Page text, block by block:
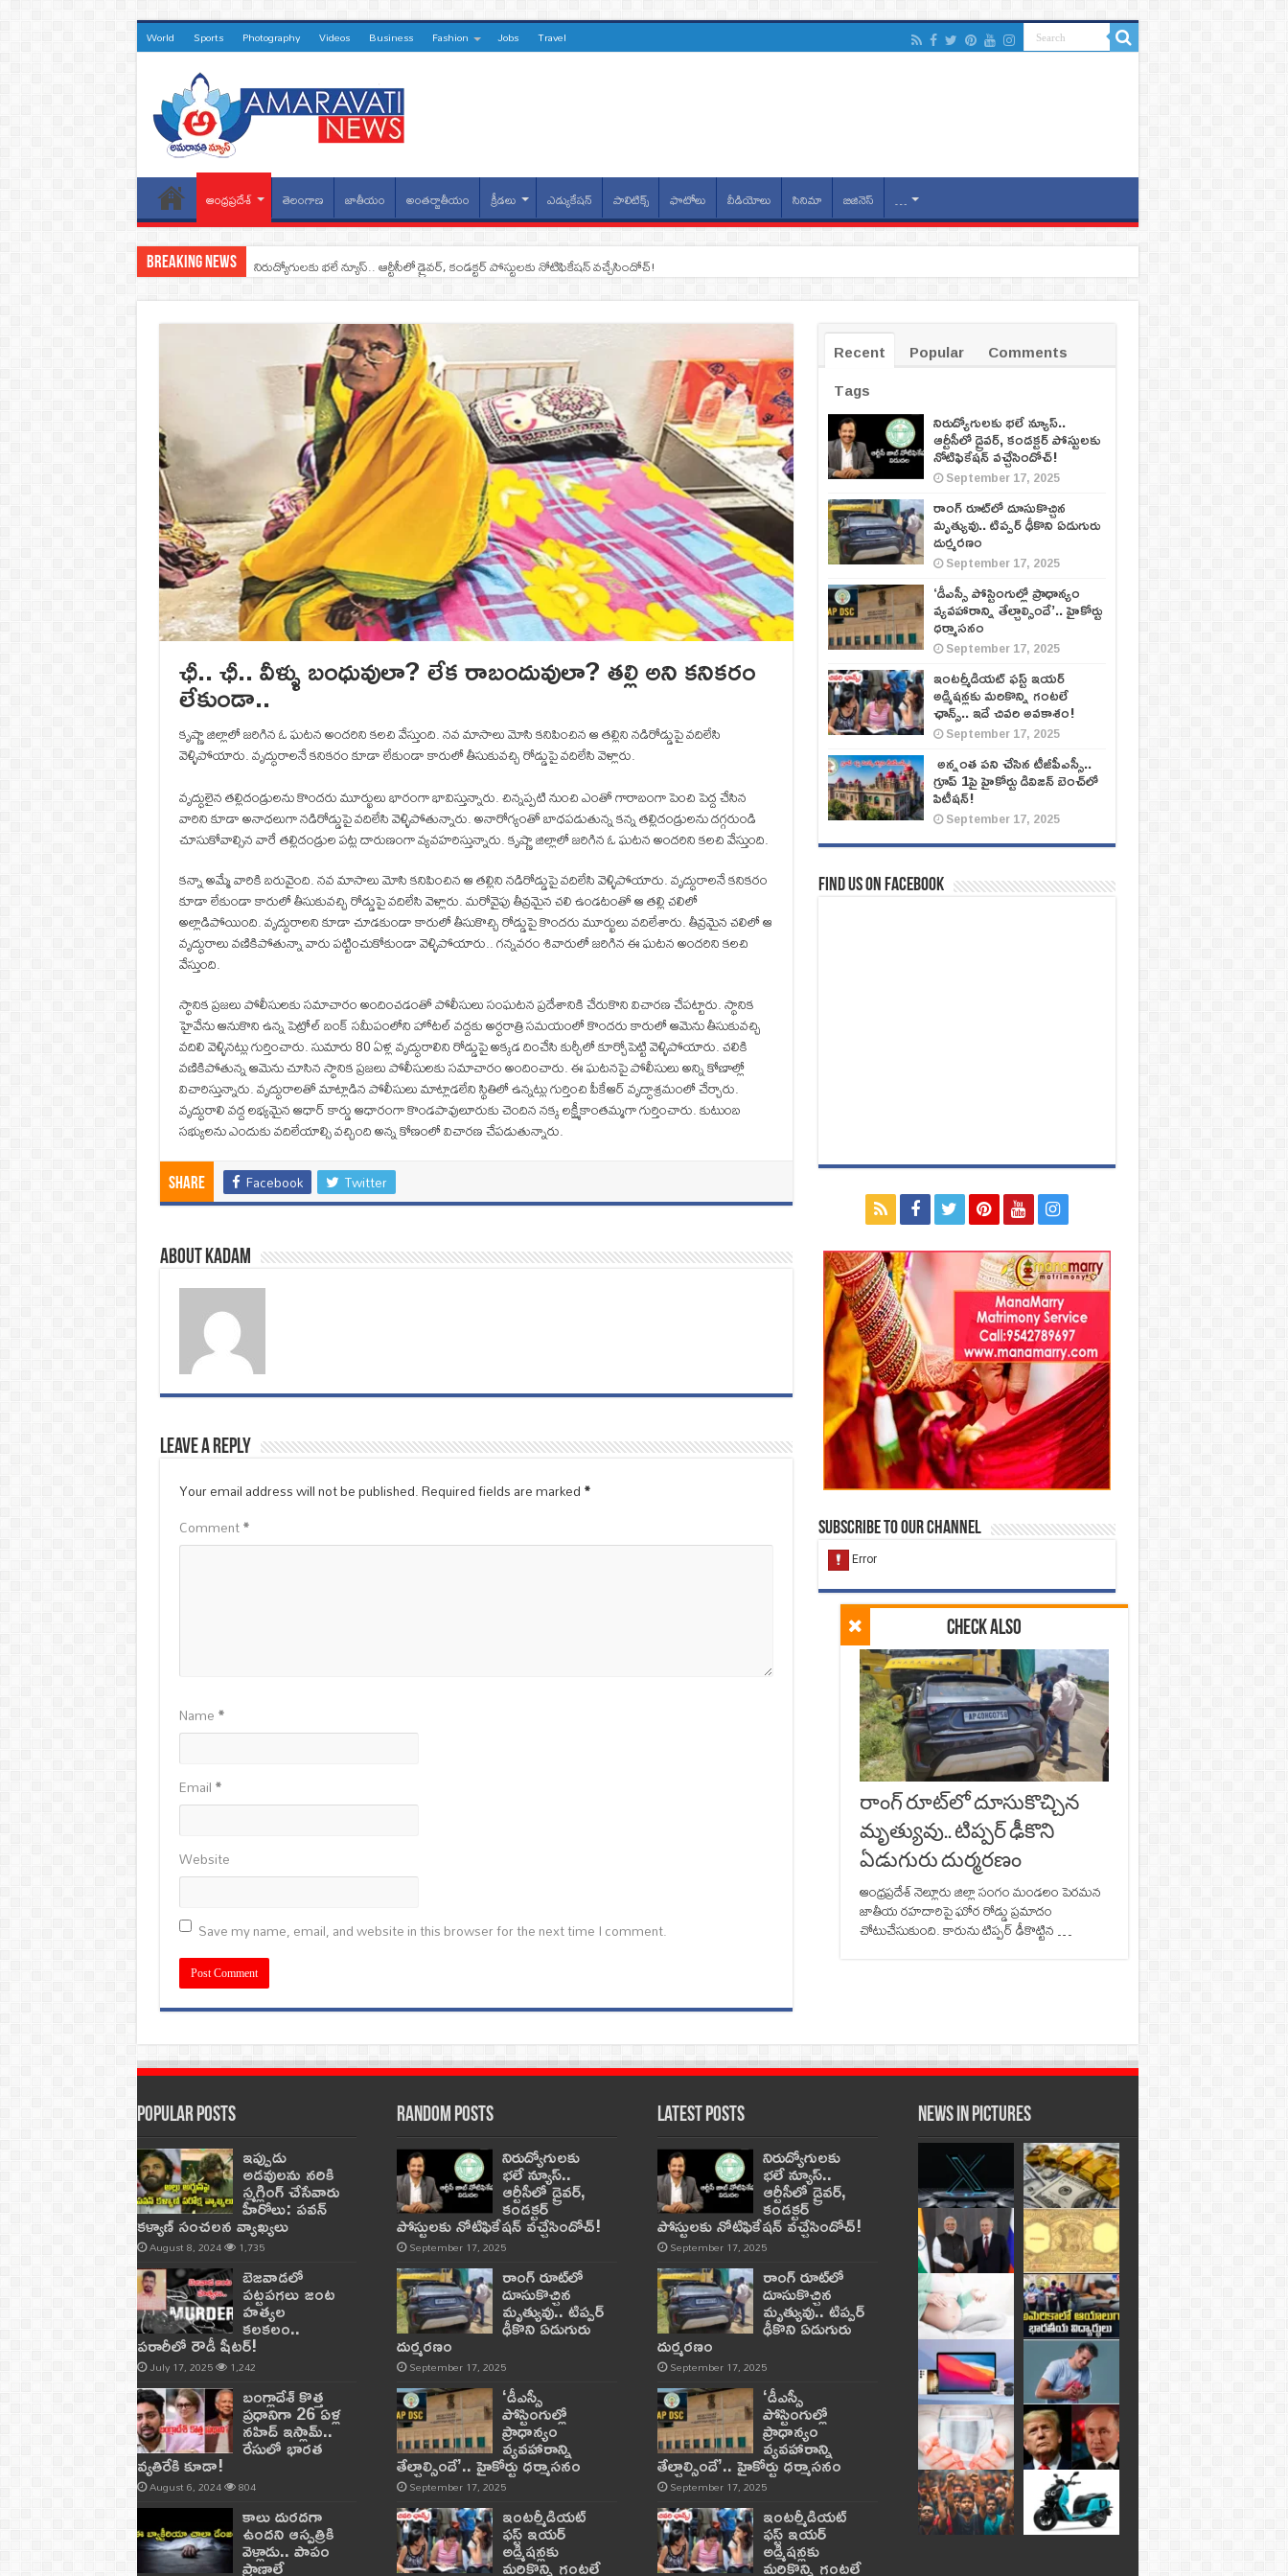
World Sports Photography Videos Business Fashion Jobs Travel
ఆంధ్రప్రదేశ్ తెలంగాణ జాతీయం అంతర్జాతీయం క్రీడలు ఎడ్యుకేషన్ పాలిటిక్స్ ఫొటోలు వీడియోలు సినిమా బిజినెస్ …
Breaking News నిరుద్యోగులకు భలే న్యూస్.. ఆర్టీసీలో డ్రైవర్, కండక్టర్‌ పోస్టులకు నోటిఫికేషన్‌ వచ్చేసిందోచ్‌!
ఛీ.. ఛీ.. వీళ్ళు బంధువులా? లేక రాబందువులా? తల్లి అని కనికరం
లేకుండా..
కృష్ణా జిల్లాలో జరిగిన ఓ ఘటన అందరిని కలచి వేస్తుంది. నవ మాసాలు మోసి కనిపించిన ఆ తల్లిని నడిరోడ్డుపై వదిలేసి
వెళ్ళిపోయారు. వృద్ధురాలనే కనికరం కూడా లేకుండా కారులో తీసుకువచ్చి రోడ్డుపై వదిలేసి వెళ్లారు.
వృద్ధులైన తల్లిదండ్రులను కొందరు మూర్ఖులు భారంగా భావిస్తున్నారు. చిన్నప్పటి నుంచి ఎంతో గారాబంగా పెంచి పెద్ద చేసిన
వారిని కూడా అనాధలుగా నడిరోడ్డుపై వదిలేసి వెళ్ళిపోతున్నారు. అనారోగ్యంతో బాధపడుతున్న కన్న తల్లిదండ్రులను దగ్గరుండి
చూసుకోవాల్సిన వారే తల్లిదండ్రుల పట్ల దారుణంగా వ్యవహరిస్తున్నారు. కృష్ణా జిల్లాలో జరిగిన ఓ ఘటన అందరిని కలచి వేస్తుంది.
కన్నా అమ్మే వారికి బరువైంది. నవ మాసాలు మోసి కనిపించిన ఆ తల్లిని నడిరోడ్డుపై వదిలేసి వెళ్ళిపోయారు. వృద్ధురాలనే కనికరం
కూడా లేకుండా కారులో తీసుకువచ్చి రోడ్డుపై వదిలేసి వెళ్లారు. మరోవైపు తీవ్రమైన చలి ఉండటంతో ఆ తల్లి చలిలో
అల్లాడిపోయింది. వృద్ధురాలని కూడా చూడకుండా కారులో తీసుకొచ్చి రోడ్డుపై కొందరు మూర్ఖులు వదిలేశారు. తీవ్రమైన చలిలో ఆ
వృద్ధురాలు వణికిపోతున్నా వారు పట్టించుకోకుండా వెళ్ళిపోయారు.. గన్నవరం శివారులో జరిగిన ఈ ఘటన అందరిని కలచి
వేస్తుంది.
స్థానిక ప్రజలు పోలీసులకు సమాచారం అందించడంతో పోలీసులు సంఘటన ప్రదేశానికి చేరుకొని విచారణ చేపట్టారు. స్థానిక
హైవేను ఆనుకొని ఉన్న పెట్రోల్ బంక్ సమీపంలోని హోటల్ వద్దకు అర్ధరాత్రి సమయంలో కొందరు కారులో ఆమెను తీసుకువచ్చి
వదిలి వెళ్ళినట్లు గుర్తించారు. సుమారు 80 ఏళ్ల వృద్ధురాలిని రోడ్డుపై అక్కడ దించేసి కుర్చీలో కూర్చోపెట్టి వెళ్ళిపోయారు. చలికి
వణికిపోతున్న ఆమెను చూసిన స్థానిక ప్రజలు పోలీసులకు సమాచారం అందించారు. ఈ ఘటనపై పోలీసులు అన్ని కోణాల్లో
విచారిస్తున్నారు. వృద్ధురాలతో మాట్లాడిన పోలీసులు మాట్లాడలేని స్థితిలో ఉన్నట్లు గుర్తించి పీకేఆర్ వృద్ధాశ్రమంలో చేర్చారు.
వృద్ధురాలి వద్ద లభ్యమైన ఆధార్ కార్డు ఆధారంగా కొండపావులూరుకు చెందిన నక్క లక్ష్మీకాంతమ్మగా గుర్తించారు. కుటుంబ
సభ్యులను ఎందుకు వదిలేయాల్సి వచ్చింది అన్న కోణంలో విచారణ చేపడుతున్నారు.
Share Facebook Twitter
About Kadam
Check Also
రాంగ్ రూట్‌లో దూసుకొచ్చిన
మృత్యువు.. టిప్పర్ ఢీకొని
ఏడుగురు దుర్మరణం
ఆంధ్రప్రదేశ్ నెల్లూరు జిల్లా సంగం మండలం పెరమన
జాతీయ రహదారిపై ఘోర రోడ్డు ప్రమాదం
చోటుచేసుకుంది. కారును టిప్పర్‌ ఢీకొట్టిన …
Leave a Reply
Your email address will not be published.Required fields are marked*
Comment*
Name*
Email*
Website
Save my name, email, and website in this browser for the next time I comment.
Recent Popular
Comments
Tags
నిరుద్యోగులకు భలే న్యూస్..
ఆర్టీసీలో డ్రైవర్, కండక్టర్‌ పోస్టులకు
నోటిఫికేషన్‌ వచ్చేసిందోచ్‌!
September 17, 2025
రాంగ్ రూట్‌లో దూసుకొచ్చిన
మృత్యువు.. టిప్పర్ ఢీకొని ఏడుగురు
దుర్మరణం
September 17, 2025
‘డీఎస్సీ పోస్టింగుల్లో ప్రాధాన్యం
వ్యవహారాన్ని తేల్చాల్సిందే’.. హైకోర్టు
ధర్మాసనం
September 17, 2025
ఇంటర్మీడియట్ ఫస్ట్‌ ఇయర్‌
అడ్మిషన్లకు మరికొన్ని గంటలే
ఛాన్స్‌.. ఇదే చివరి అవకాశం!
September 17, 2025
అన్నంత పని చేసిన టీజీపీఎస్సీ..
గ్రూప్‌ 1పై హైకోర్టు డివిజన్‌ బెంచ్‌లో
పిటీషన్‌!
September 17, 2025
Find us on Facebook
Subscribe to our Channel
Popular Posts
ఇప్పుడు
అడవులను నరికి
స్మగ్లింగ్ చేసేవారు
హీరోలు: పవన్
కళ్యాణ్ సంచలన వ్యాఖ్యలు
August 8, 2024 1,735
బెజవాడలో
పట్టపగలు జంట
హత్యల
కలకలం..
పరారీలో రౌడీ షీటర్‌!
July 17, 2025 1,242
బంగ్లాదేశ్ కొత్త
ప్రధానిగా 26 ఏళ్ల
నహిద్ ఇస్లామ్..
రేసులో భారత
వ్యతిరేకి కూడా!
August 6, 2024 804
కాలు దురదగా
ఉందని ఆస్పత్రికి
వెళ్లాడు.. పాపం
ప్రాణాలే
Random Posts
నిరుద్యోగులకు
భలే న్యూస్..
ఆర్టీసీలో డ్రైవర్,
కండక్టర్‌
పోస్టులకు నోటిఫికేషన్‌ వచ్చేసిందోచ్‌!
September 17, 2025
రాంగ్ రూట్‌లో
దూసుకొచ్చిన
మృత్యువు.. టిప్పర్
ఢీకొని ఏడుగురు
దుర్మరణం
September 17, 2025
‘డీఎస్సీ
పోస్టింగుల్లో
ప్రాధాన్యం
వ్యవహారాన్ని
తేల్చాల్సిందే’.. హైకోర్టు ధర్మాసనం
September 17, 2025
ఇంటర్మీడియట్
ఫస్ట్‌ ఇయర్‌
అడ్మిషన్లకు
మరికొన్ని గంటలే
Latest Posts
నిరుద్యోగులకు
భలే న్యూస్..
ఆర్టీసీలో డ్రైవర్,
కండక్టర్‌
పోస్టులకు నోటిఫికేషన్‌ వచ్చేసిందోచ్‌!
September 17, 2025
రాంగ్ రూట్‌లో
దూసుకొచ్చిన
మృత్యువు.. టిప్పర్
ఢీకొని ఏడుగురు
దుర్మరణం
September 17, 2025
‘డీఎస్సీ
పోస్టింగుల్లో
ప్రాధాన్యం
వ్యవహారాన్ని
తేల్చాల్సిందే’.. హైకోర్టు ధర్మాసనం
September 17, 2025
ఇంటర్మీడియట్
ఫస్ట్‌ ఇయర్‌
అడ్మిషన్లకు
మరికొన్ని గంటలే
News in Pictures